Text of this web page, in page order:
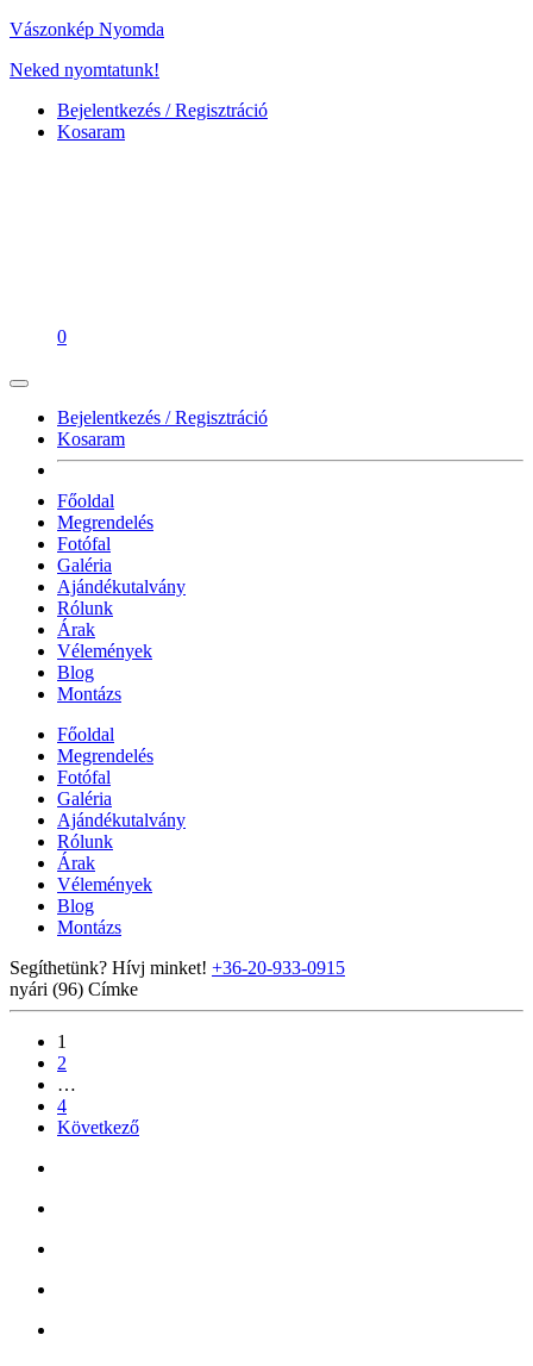
Vászonkép Nyomda
Neked nyomtatunk!
Bejelentkezés / Regisztráció
Kosaram
0
Bejelentkezés / Regisztráció
Kosaram
Főoldal
Megrendelés
Fotófal
Galéria
Ajándékutalvány
Rólunk
Árak
Vélemények
Blog
Montázs
Főoldal
Megrendelés
Fotófal
Galéria
Ajándékutalvány
Rólunk
Árak
Vélemények
Blog
Montázs
Segíthetünk? Hívj minket! +36-20-933-0915
nyári (96) Címke
1
2
…
4
Következő